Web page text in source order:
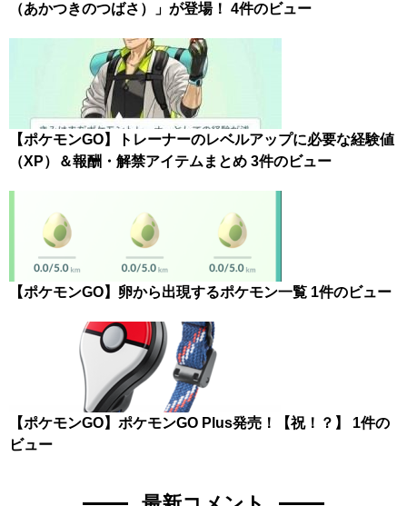
（あかつきのつばさ）」が登場！ 4件のビュー
【ポケモンGO】トレーナーのレベルアップに必要な経験値
（XP）＆報酬・解禁アイテムまとめ 3件のビュー
【ポケモンGO】卵から出現するポケモン一覧 1件のビュー
【ポケモンGO】ポケモンGO Plus発売！【祝！？】
1件の
ビュー